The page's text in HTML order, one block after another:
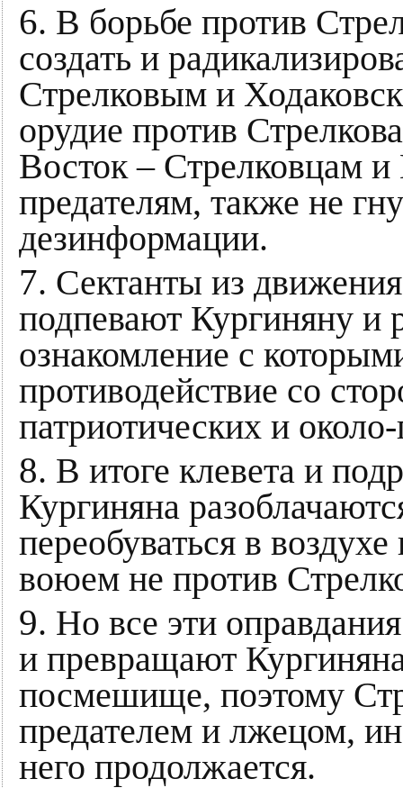
6. В борьбе против
создать и
Стрелковым и
орудие против
Восток – Стрелковцам и
предателям, также не
дезинформации.
7. Сектанты из
подпевают Кургиняну и
ознакомление с
противодействие со
патриотических и
8. В итоге клевета и
Кургиняна
переобуваться в
воюем не против
9. Но все эти
и превращают
посмешище, поэтому
предателем и лжецом,
него продолжается.